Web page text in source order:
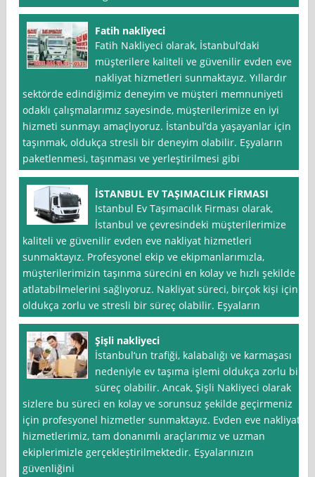
Fatih nakliyeci
Fatih Nakliyeci olarak, İstanbul‘daki
müşterilere kaliteli ve güvenilir evden eve
nakliyat hizmetleri sunmaktayız. Yıllardır
sektörde edindiğimiz deneyim ve müşteri memnuniyeti
odaklı çalışmalarımız sayesinde, müşterilerimize en iyi
hizmeti sunmayı amaçlıyoruz. İstanbul’da yaşayanlar için
taşınmak, oldukça stresli bir deneyim olabilir. Eşyaların
paketlenmesi, taşınması ve yerleştirilmesi gibi
İSTANBUL EV TAŞIMACILIK FİRMASI
Istanbul Ev Taşımacılık Firması olarak,
İstanbul ve çevresindeki müşterilerimize
kaliteli ve güvenilir evden eve nakliyat hizmetleri
sunmaktayız. Profesyonel ekip ve ekipmanlarımızla,
müşterilerimizin taşınma sürecini en kolay ve hızlı şekilde
atlatabilmelerini sağlıyoruz. Nakliyat süreci, birçok kişi için
oldukça zorlu ve stresli bir süreç olabilir. Eşyaların
Şişli nakliyeci
İstanbul‘un trafiği, kalabalığı ve karmaşası
nedeniyle ev taşıma işlemi oldukça zorlu bir
süreç olabilir. Ancak, Şişli Nakliyeci olarak
sizlere bu süreci en kolay ve sorunsuz şekilde geçirmeniz
için profesyonel hizmetler sunmaktayız. Evden eve nakliyat
hizmetlerimiz, tam donanımlı araçlarımız ve uzman
ekiplerimizle gerçekleştirilmektedir. Eşyalarınızın
güvenliğini